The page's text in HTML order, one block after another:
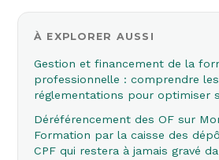
À EXPLORER AUSSI
Gestion et financement de la
professionnelle : comprendre
réglementations pour optimiser
Déréférencement des OF sur
Formation par la caisse des
CPF qui restera à jamais gravé